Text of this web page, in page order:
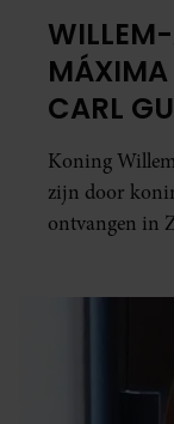
MÁXIMA
CARL
Koning
zijn door
ontvangen in